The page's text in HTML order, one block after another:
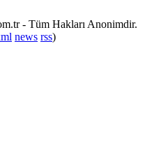
- Tüm Hakları Anonimdir.
news rss)